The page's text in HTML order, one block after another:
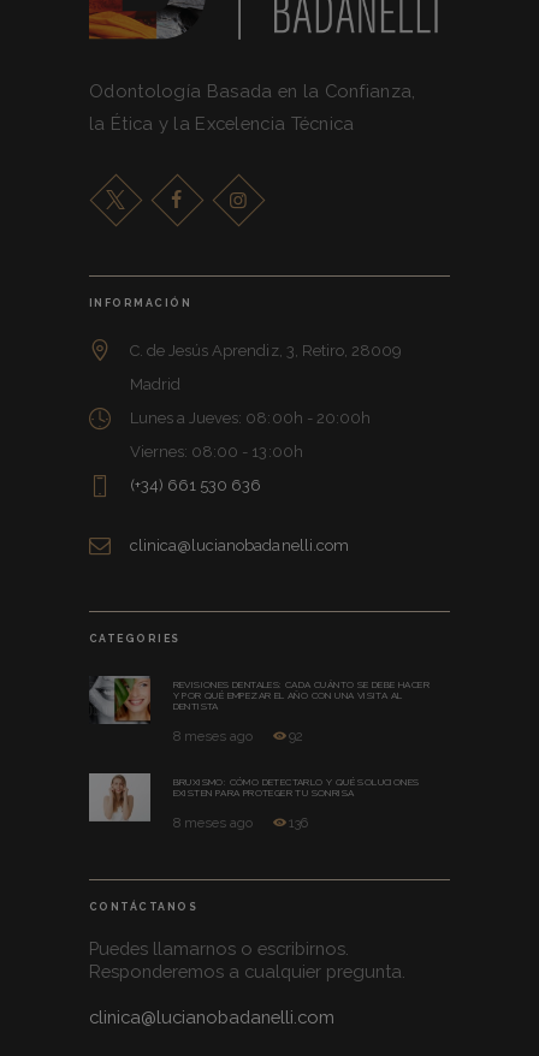
Odontología Basada en la Confianza,
la Ética y la Excelencia Técnica
INFORMACIÓN
C. de Jesús Aprendiz, 3, Retiro, 28009
Madrid
Lunes a Jueves: 08:00h - 20:00h
Viernes: 08:00 - 13:00h
(+34) 661 530 636
clinica@lucianobadanelli.com
CATEGORIES
REVISIONES DENTALES: CADA CUÁNTO SE DEBE HACER
Y POR QUÉ EMPEZAR EL AÑO CON UNA VISITA AL
DENTISTA
8 meses ago 92
BRUXISMO: CÓMO DETECTARLO Y QUÉ SOLUCIONES
EXISTEN PARA PROTEGER TU SONRISA
8 meses ago 136
CONTÁCTANOS
Puedes llamarnos o escribirnos.
Responderemos a cualquier pregunta.
clinica@lucianobadanelli.com